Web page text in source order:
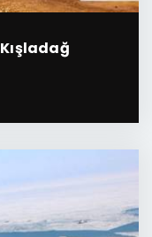
Kışladağ